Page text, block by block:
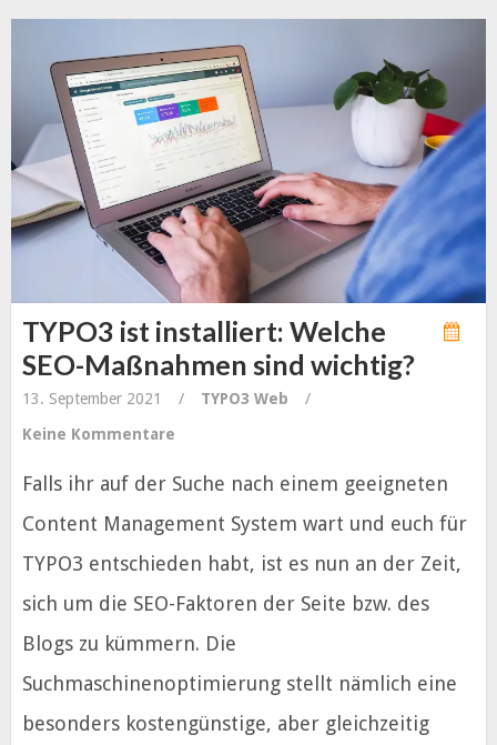
TYPO3 ist installiert: Welche
SEO-Maßnahmen sind wichtig?
13. September 2021 / TYPO3 Web
/
Keine Kommentare
Falls ihr auf der Suche nach einem geeigneten
Content Management System wart und euch für
TYPO3 entschieden habt, ist es nun an der Zeit,
sich um die SEO-Faktoren der Seite bzw. des
Blogs zu kümmern. Die
Suchmaschinenoptimierung stellt nämlich eine
besonders kostengünstige, aber gleichzeitig